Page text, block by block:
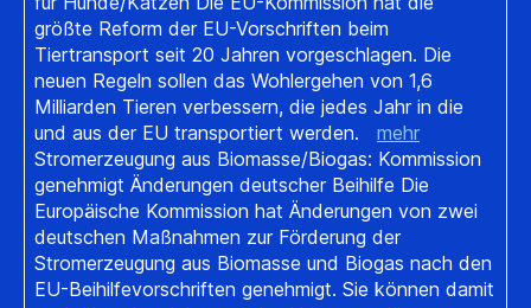
größte Reform der EU-Vorschriften beim
Tiertransport seit 20 Jahren vorgeschlagen. Die
neuen Regeln sollen das Wohlergehen von 1,6
Milliarden Tieren verbessern, die jedes Jahr in die
und aus der EU transportiert werden. mehr
Stromerzeugung aus Biomasse/Biogas: Kommission
genehmigt Änderungen deutscher Beihilfe Die
Europäische Kommission hat Änderungen von zwei
deutschen Maßnahmen zur Förderung der
Stromerzeugung aus Biomasse und Biogas nach den
EU-Beihilfevorschriften genehmigt. Sie können damit